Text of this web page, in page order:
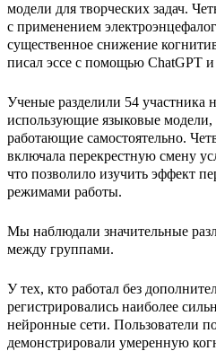
модели для творческих задач.
с применением
существенное снижение
писал эссе с помощью ChatGPT
Ученые разделили 54 участника
использующие языковые
работающие самостоятельно.
включала перекрестную смену
что позволило изучить эффект
режимами работы.
Мы наблюдали значительные
между группами.
У тех, кто работал без
регистрировались наиболее
нейронные сети. Пользователи
демонстрировали умеренную